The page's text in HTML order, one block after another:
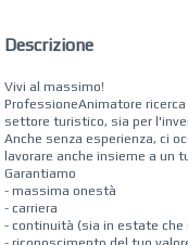
Descrizione
Vivi al massimo!
ProfessioneAnimatore
settore turistico, sia per
Anche senza esperienza, ci
lavorare anche insieme a un
Garantiamo
- massima onestà
- carriera
- continuità (sia in estate che